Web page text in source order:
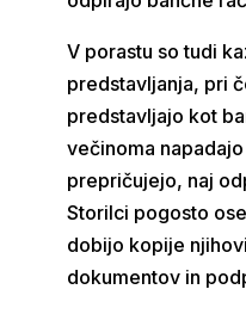
V porastu so tudi
predstavljanja, pri
predstavljajo kot
večinoma
prepričujejo, naj
Storilci pogosto
dobijo kopije
dokumentov in